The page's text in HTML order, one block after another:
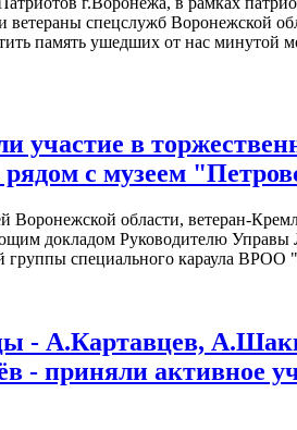
ветераны спецслужб
память ушедших от нас минутой
участие в
с музеем
Воронежской области, ветеран-
докладом Руководителю
группы специального караула
- А.Картавцев,
приняли активное